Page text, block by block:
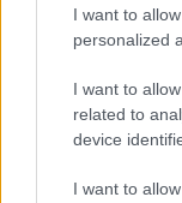
I want to
personalized
I want to
related to
device
I want to
#CULTURA